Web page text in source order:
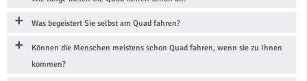
Was begeistert Sie selbst am Quad fahren?
Können die Menschen meistens schon Quad fahren, wenn sie zu Ihnen
kommen?